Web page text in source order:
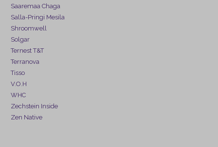
Saaremaa Chaga
Salla-Pringi Mesila
Shroomwell
Solgar
Ternest T&T
Terranova
Tisso
V.O.H
WHC
Zechstein Inside
Zen Native